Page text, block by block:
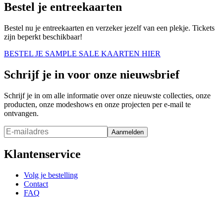
Bestel je entreekaarten
Bestel nu je entreekaarten en verzeker jezelf van een plekje. Tickets
zijn beperkt beschikbaar!
BESTEL JE SAMPLE SALE KAARTEN HIER
Schrijf je in voor onze nieuwsbrief
Schrijf je in om alle informatie over onze nieuwste collecties, onze
producten, onze modeshows en onze projecten per e-mail te
ontvangen.
Aanmelden
Klantenservice
Volg je bestelling
Contact
FAQ